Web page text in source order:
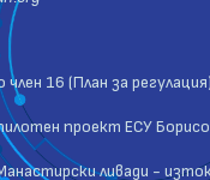
16 (План за регулация)
проект ЕСУ
ливади -